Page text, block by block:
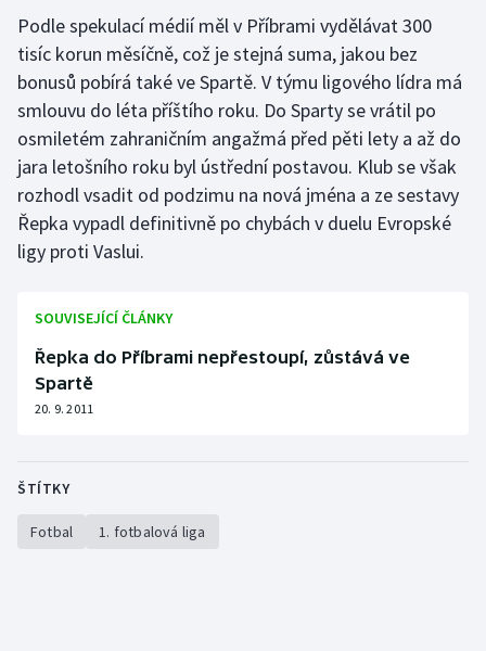
Parasport
Plavání
Plážový volejbal
Ragby
Rychlobruslení
Sportovní střelba
Triatlon
Podle spekulací médií měl v Příbrami vydělávat 300
tisíc korun měsíčně, což je stejná suma, jakou bez
bonusů pobírá také ve Spartě. V týmu ligového lídra má
smlouvu do léta příštího roku. Do Sparty se vrátil po
osmiletém zahraničním angažmá před pěti lety a až do
jara letošního roku byl ústřední postavou. Klub se však
rozhodl vsadit od podzimu na nová jména a ze sestavy
Řepka vypadl definitivně po chybách v duelu Evropské
ligy proti Vaslui.
SOUVISEJÍCÍ ČLÁNKY
Řepka do Příbrami nepřestoupí, zůstává ve
Spartě
20. 9. 2011
ŠTÍTKY
Fotbal 1. fotbalová liga